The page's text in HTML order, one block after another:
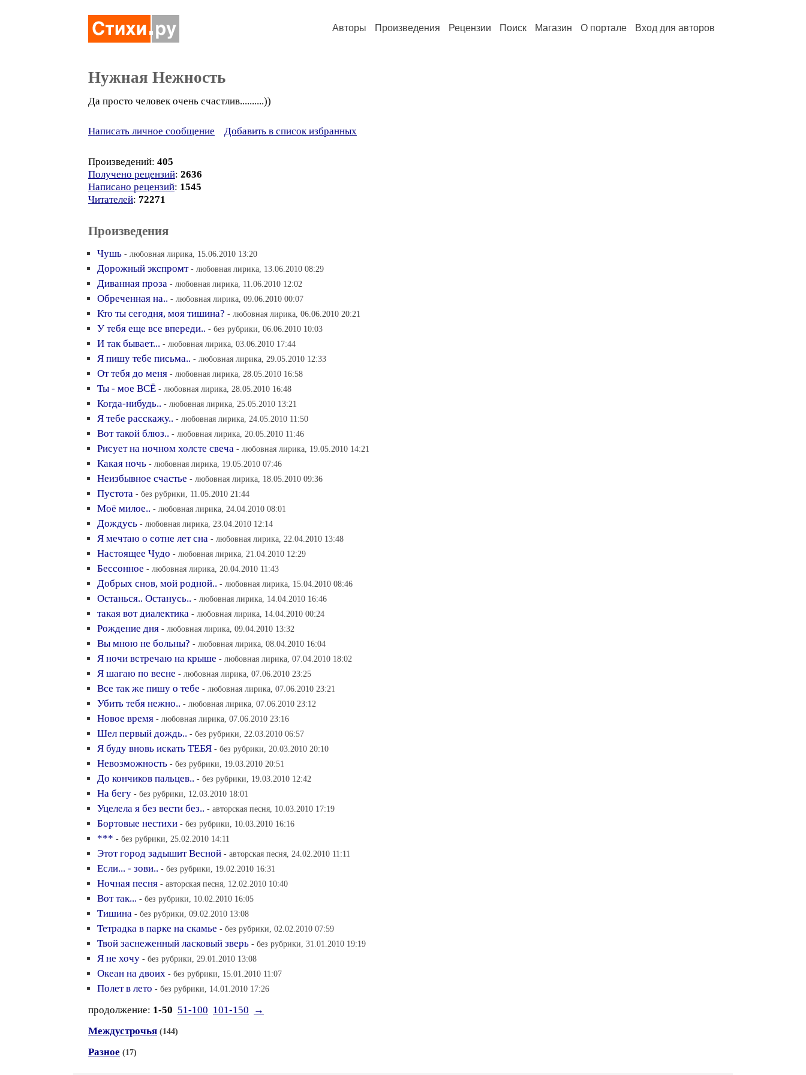
Авторы Произведения Рецензии Поиск Магазин О портале Вход для авторов
Нужная Нежность
Да просто человек очень счастлив..........))
Написать личное сообщение Добавить в список избранных
Произведений: 405
Получено рецензий: 2636
Написано рецензий: 1545
Читателей: 72271
Произведения
Чушь - любовная лирика, 15.06.2010 13:20
Дорожный экспромт - любовная лирика, 13.06.2010 08:29
Диванная проза - любовная лирика, 11.06.2010 12:02
Обреченная на.. - любовная лирика, 09.06.2010 00:07
Кто ты сегодня, моя тишина? - любовная лирика, 06.06.2010 20:21
У тебя еще все впереди.. - без рубрики, 06.06.2010 10:03
И так бывает... - любовная лирика, 03.06.2010 17:44
Я пишу тебе письма.. - любовная лирика, 29.05.2010 12:33
От тебя до меня - любовная лирика, 28.05.2010 16:58
Ты - мое ВСЁ - любовная лирика, 28.05.2010 16:48
Когда-нибудь.. - любовная лирика, 25.05.2010 13:21
Я тебе расскажу.. - любовная лирика, 24.05.2010 11:50
Вот такой блюз.. - любовная лирика, 20.05.2010 11:46
Рисует на ночном холсте свеча - любовная лирика, 19.05.2010 14:21
Какая ночь - любовная лирика, 19.05.2010 07:46
Неизбывное счастье - любовная лирика, 18.05.2010 09:36
Пустота - без рубрики, 11.05.2010 21:44
Моё милое.. - любовная лирика, 24.04.2010 08:01
Дождусь - любовная лирика, 23.04.2010 12:14
Я мечтаю о сотне лет сна - любовная лирика, 22.04.2010 13:48
Настоящее Чудо - любовная лирика, 21.04.2010 12:29
Бессонное - любовная лирика, 20.04.2010 11:43
Добрых снов, мой родной.. - любовная лирика, 15.04.2010 08:46
Останься.. Останусь.. - любовная лирика, 14.04.2010 16:46
такая вот диалектика - любовная лирика, 14.04.2010 00:24
Рождение дня - любовная лирика, 09.04.2010 13:32
Вы мною не больны? - любовная лирика, 08.04.2010 16:04
Я ночи встречаю на крыше - любовная лирика, 07.04.2010 18:02
Я шагаю по весне - любовная лирика, 07.06.2010 23:25
Все так же пишу о тебе - любовная лирика, 07.06.2010 23:21
Убить тебя нежно.. - любовная лирика, 07.06.2010 23:12
Новое время - любовная лирика, 07.06.2010 23:16
Шел первый дождь.. - без рубрики, 22.03.2010 06:57
Я буду вновь искать ТЕБЯ - без рубрики, 20.03.2010 20:10
Невозможность - без рубрики, 19.03.2010 20:51
До кончиков пальцев.. - без рубрики, 19.03.2010 12:42
На бегу - без рубрики, 12.03.2010 18:01
Уцелела я без вести без.. - авторская песня, 10.03.2010 17:19
Бортовые нестихи - без рубрики, 10.03.2010 16:16
*** - без рубрики, 25.02.2010 14:11
Этот город задышит Весной - авторская песня, 24.02.2010 11:11
Если... - зови.. - без рубрики, 19.02.2010 16:31
Ночная песня - авторская песня, 12.02.2010 10:40
Вот так... - без рубрики, 10.02.2010 16:05
Тишина - без рубрики, 09.02.2010 13:08
Тетрадка в парке на скамье - без рубрики, 02.02.2010 07:59
Твой заснеженный ласковый зверь - без рубрики, 31.01.2010 19:19
Я не хочу - без рубрики, 29.01.2010 13:08
Океан на двоих - без рубрики, 15.01.2010 11:07
Полет в лето - без рубрики, 14.01.2010 17:26
продолжение: 1-50 51-100 101-150
→
Междустрочья (144)
Разное (17)